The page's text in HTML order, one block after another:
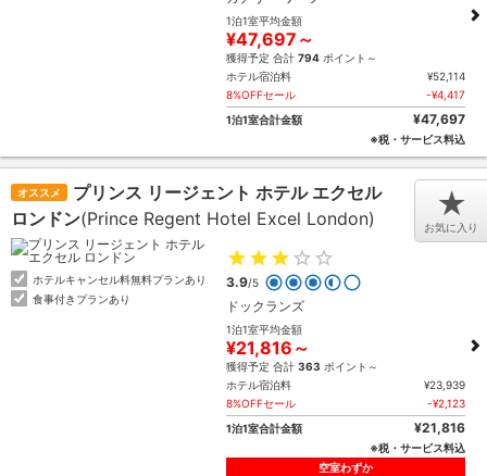
1泊1室平均金額
¥47,697～
獲得予定 合計 794 ポイント～
ホテル宿泊料
¥52,114
8%OFFセール
-¥4,417
1泊1室合計金額
¥47,697
※税・サービス料込
オススメ
プリンス リージェント ホテル エクセル
ロンドン(Prince Regent Hotel Excel London)
ホテルキャンセル料無料プランあり
食事付きプランあり
3.9/5
ドックランズ
1泊1室平均金額
¥21,816～
獲得予定 合計 363 ポイント～
ホテル宿泊料
¥23,939
8%OFFセール
-¥2,123
1泊1室合計金額
¥21,816
※税・サービス料込
空室わずか
★
お気に入り